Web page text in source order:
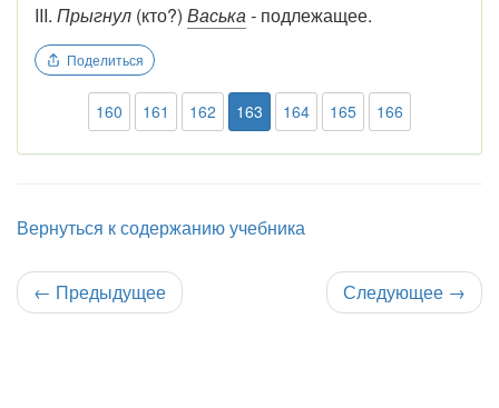
III. Прыгнул (кто?) Васька - подлежащее.
Поделиться
160 161 162 163 164 165 166
Вернуться к содержанию учебника
← Предыдущее Следующее →